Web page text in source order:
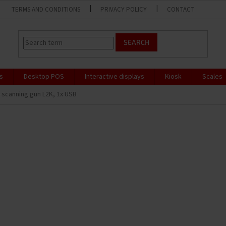
TERMS AND CONDITIONS PRIVACY POLICY CONTACT
SEARCH
Desktop POS Interactive displays Kiosk Scales
gun L2K, 1x USB